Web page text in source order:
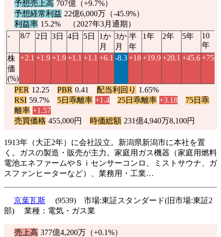
予想売上高 707億（+9.7%）
予想経常利益 22億6,000万（-45.9%）
利益率 15.2% （2027年3月通期）
-
8/7 2日 3日 4日 5日
1か
月
3か
月
半
年
1年 2年 5年
10
年
株
価
(%)
+2.1 +1.9+1.9+1.1 +1.1 +6.1 -8.3+18+19.9+20.1 +45.6+75
PER 12.25 PBR 0.41 配当利回り 1.65%
RSI 59.7% 5日乖離率 +1.4 25日乖離率 +3.18
75日乖
離率 +1.57
売買価格 455,000円 時価総額 231億4,940万8,100円
1913年（大正2年）に会社設立。新潟県新潟市に本社を置
く。ガスの製造・販売が主力。家庭用ガス機器（家庭用燃料
電池エネファームやＳｉセンサーコンロ、ミストサウナ、ガ
スファンヒーターなど）、業務用・工業…
京葉瓦斯
(9539) 市場:東証スタンダード(旧市場:東証2
部) 業種：電気・ガス業
売上高 377億4,200万（+0.1%）